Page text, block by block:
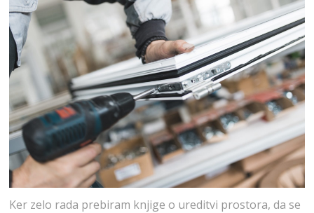
Ker zelo rada prebiram knjige o ureditvi prostora, da se